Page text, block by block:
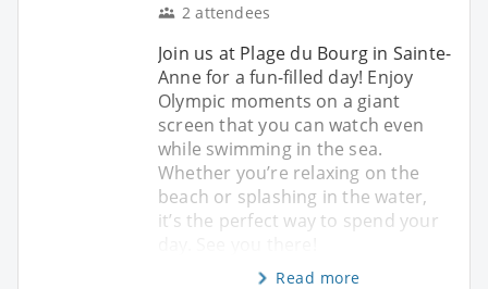
2 attendees
Join us at Plage du Bourg in Sainte-
Anne for a fun-filled day! Enjoy
Olympic moments on a giant
screen that you can watch even
while swimming in the sea.
Whether you’re relaxing on the
beach or splashing in the water,
it’s the perfect way to spend your
Read more